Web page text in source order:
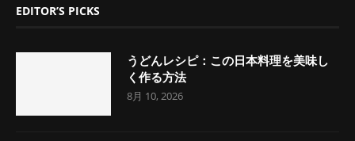
EDITOR’S PICKS
うどんレシピ：この日本料理を美味し
く作る方法
8月 10, 2026